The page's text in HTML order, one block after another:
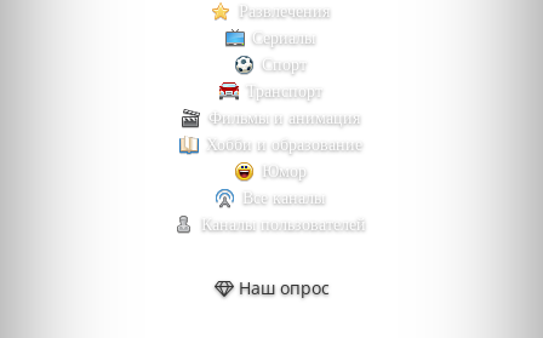
Развлечения
Сериалы
Спорт
Транспорт
Фильмы и анимация
Хобби и образование
Юмор
Все каналы
Каналы пользователей
Наш опрос